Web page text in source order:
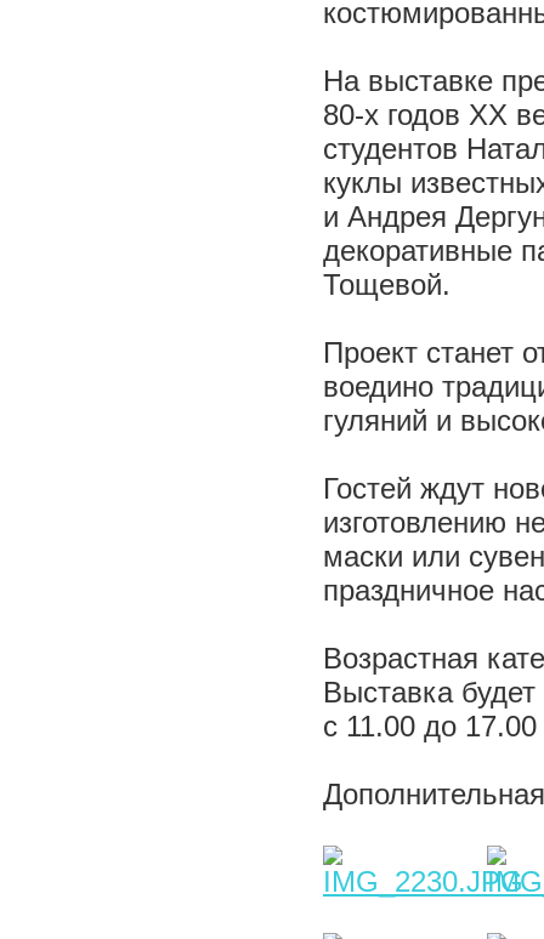
На выставке
80-х годов ХХ
студентов
куклы
и Андрея
декоративные
Тощевой.
Проект станет
воедино
гуляний и
Гостей ждут
изготовлению
маски или
праздничное
Возрастная
Выставка
с 11.00 до